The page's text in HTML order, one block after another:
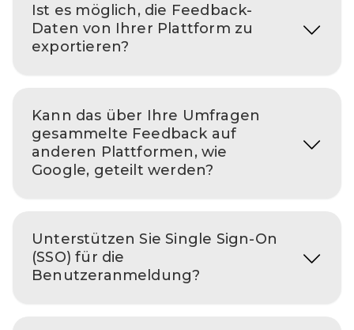
Ist es möglich, die Feedback-
Daten von Ihrer Plattform zu
exportieren?
Kann das über Ihre Umfragen
gesammelte Feedback auf
anderen Plattformen, wie
Google, geteilt werden?
Unterstützen Sie Single Sign-On
(SSO) für die
Benutzeranmeldung?